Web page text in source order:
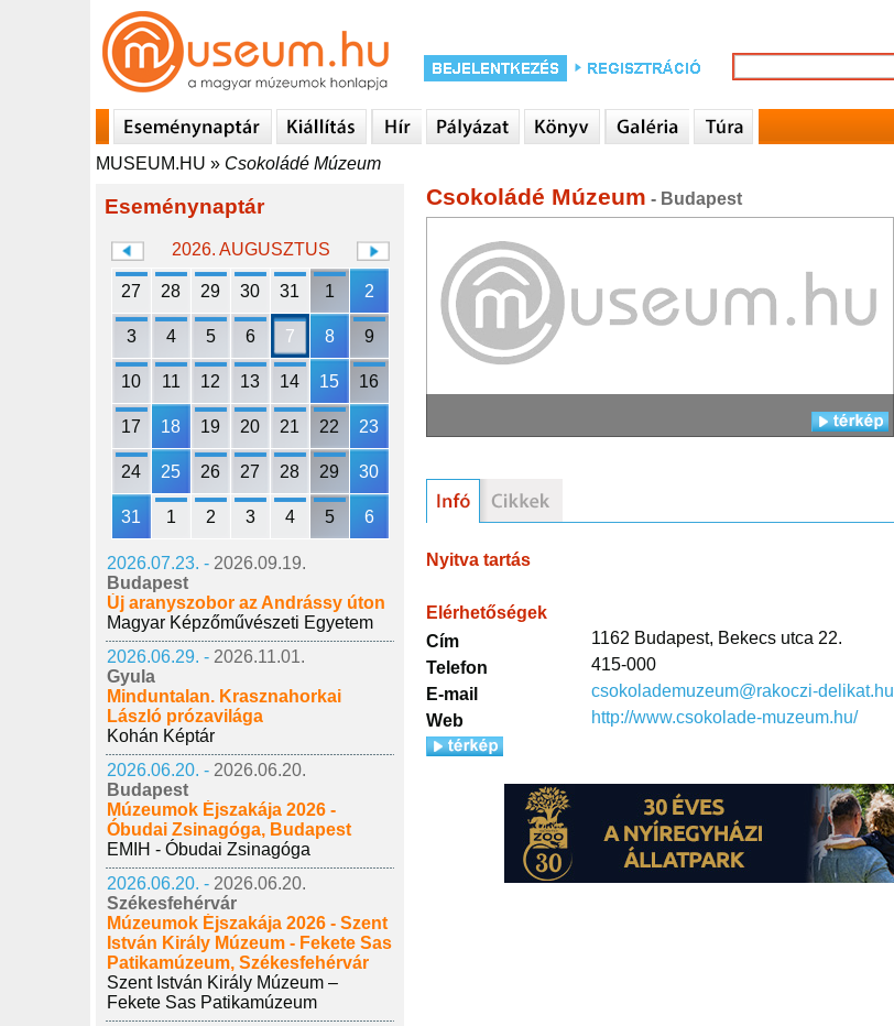
MUSEUM.HU » Csokoládé Múzeum
Eseménynaptár
2026. AUGUSZTUS
27 28 29 30 31 1 2
3 4 5 6 7 8 9
10 11 12 13 14 15 16
17 18 19 20 21 22 23
24 25 26 27 28 29 30
31 1 2 3 4 5 6
2026.07.23. - 2026.09.19.
Budapest
Új aranyszobor az Andrássy úton
Magyar Képzőművészeti Egyetem
2026.06.29. - 2026.11.01.
Gyula
Minduntalan. Krasznahorkai
László prózavilága
Kohán Képtár
2026.06.20. - 2026.06.20.
Budapest
Múzeumok Éjszakája 2026 -
Óbudai Zsinagóga, Budapest
EMIH - Óbudai Zsinagóga
2026.06.20. - 2026.06.20.
Székesfehérvár
Múzeumok Éjszakája 2026 - Szent
István Király Múzeum - Fekete Sas
Patikamúzeum, Székesfehérvár
Szent István Király Múzeum –
Fekete Sas Patikamúzeum
Csokoládé Múzeum - Budapest
Nyitva tartás
Elérhetőségek
Cím
1162 Budapest, Bekecs utca 22.
Telefon
415-000
E-mail
csokolademuzeum@rakoczi-delikat.hu
Web
http://www.csokolade-muzeum.hu/